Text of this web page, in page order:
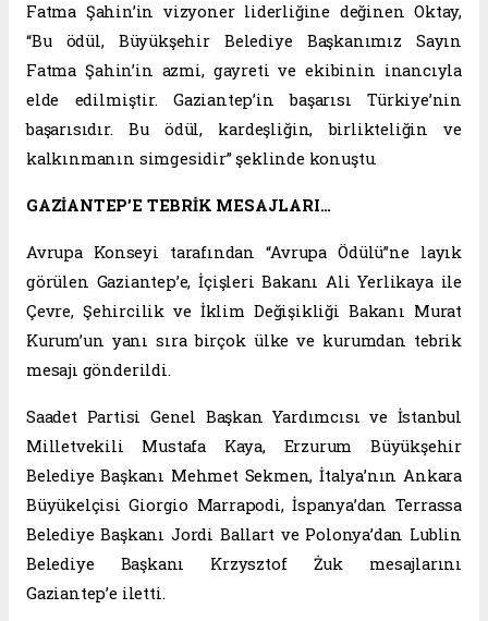
Fatma Şahin’in vizyoner liderliğine değinen Oktay,
“Bu ödül, Büyükşehir Belediye Başkanımız Sayın
Fatma Şahin’in azmi, gayreti ve ekibinin inancıyla
elde edilmiştir. Gaziantep’in başarısı Türkiye’nin
başarısıdır. Bu ödül, kardeşliğin, birlikteliğin ve
kalkınmanın simgesidir” şeklinde konuştu.
GAZİANTEP’E TEBRİK MESAJLARI…
Avrupa Konseyi tarafından “Avrupa Ödülü”ne layık
görülen Gaziantep’e, İçişleri Bakanı Ali Yerlikaya ile
Çevre, Şehircilik ve İklim Değişikliği Bakanı Murat
Kurum’un yanı sıra birçok ülke ve kurumdan tebrik
mesajı gönderildi.
Saadet Partisi Genel Başkan Yardımcısı ve İstanbul
Milletvekili Mustafa Kaya, Erzurum Büyükşehir
Belediye Başkanı Mehmet Sekmen, İtalya’nın Ankara
Büyükelçisi Giorgio Marrapodi, İspanya’dan Terrassa
Belediye Başkanı Jordi Ballart ve Polonya’dan Lublin
Belediye Başkanı Krzysztof Żuk mesajlarını
Gaziantep’e iletti.